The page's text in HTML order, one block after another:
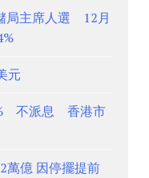
局主席人選 12月
元
不派息 香港市
萬億 因停擺提前